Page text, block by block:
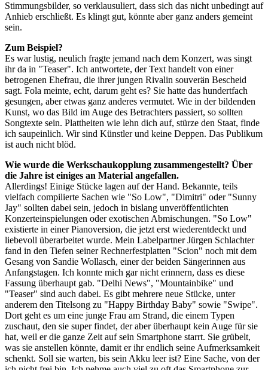
Stimmungsbilder, so verklausuliert, dass sich das nicht unbedingt auf
Anhieb erschließt. Es klingt gut, könnte aber ganz anders gemeint
sein.
Zum Beispiel?
Es war lustig, neulich fragte jemand nach dem Konzert, was singt
ihr da in "Teaser". Ich antwortete, der Text handelt von einer
betrogenen Ehefrau, die ihrer jungen Rivalin souverän Bescheid
sagt. Fola meinte, echt, darum geht es? Sie hatte das hundertfach
gesungen, aber etwas ganz anderes vermutet. Wie in der bildenden
Kunst, wo das Bild im Auge des Betrachters passiert, so sollten
Songtexte sein. Plattheiten wie lehn dich auf, stürze den Staat, finde
ich saupeinlich. Wir sind Künstler und keine Deppen. Das Publikum
ist auch nicht blöd.
Wie wurde die Werkschaukopplung zusammengestellt? Über
die Jahre ist einiges an Material angefallen.
Allerdings! Einige Stücke lagen auf der Hand. Bekannte, teils
vielfach compilierte Sachen wie "So Low", "Dimitri" oder "Sunny
Jay" sollten dabei sein, jedoch in bislang unveröffentlichten
Konzerteinspielungen oder exotischen Abmischungen. "So Low"
existierte in einer Pianoversion, die jetzt erst wiederentdeckt und
liebevoll überarbeitet wurde. Mein Labelpartner Jürgen Schlachter
fand in den Tiefen seiner Rechnerfestplatten "Scion" noch mit dem
Gesang von Sandie Wollasch, einer der beiden Sängerinnen aus
Anfangstagen. Ich konnte mich gar nicht erinnern, dass es diese
Fassung überhaupt gab. "Delhi News", "Mountainbike" und
"Teaser" sind auch dabei. Es gibt mehrere neue Stücke, unter
anderem den Titelsong zu "Happy Birthday Baby" sowie "Swipe".
Dort geht es um eine junge Frau am Strand, die einem Typen
zuschaut, den sie super findet, der aber überhaupt kein Auge für sie
hat, weil er die ganze Zeit auf sein Smartphone starrt. Sie grübelt,
was sie anstellen könnte, damit er ihr endlich seine Aufmerksamkeit
schenkt. Soll sie warten, bis sein Akku leer ist? Eine Sache, von der